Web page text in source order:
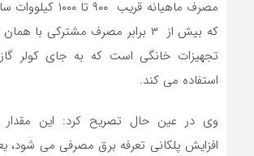
مصرف ماهیانه قریب
که بیش از ٣ برابر مصرف مشترکی با
تجهیزات خانگی است که به جای کولر
استفاده می کند.
وی در عین حال تصریح کرد: این
افزایش پلکانی تعرفه برق مصرفی می شود،